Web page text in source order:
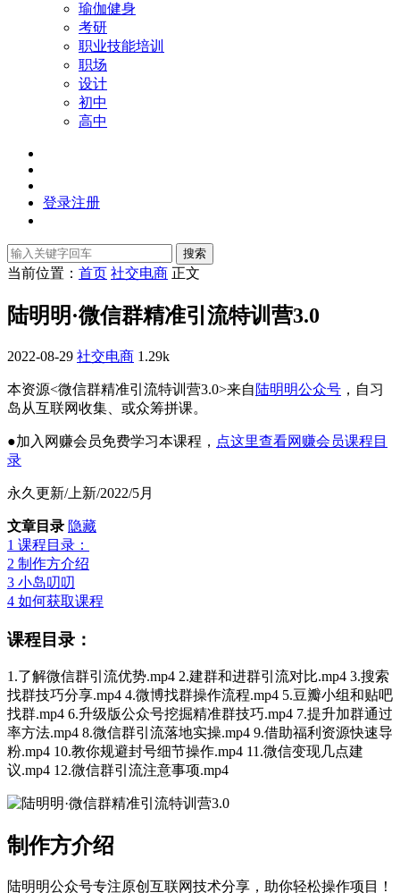
瑜伽健身
考研
职业技能培训
职场
设计
初中
高中
登录注册
搜索
当前位置： 首页 社交电商 正文
陆明明·微信群精准引流特训营3.0
2022-08-29 社交电商 1.29k
本资源<微信群精准引流特训营3.0>来自 陆明明公众号 ，自习
岛从互联网收集、或众筹拼课。
●加入网赚会员免费学习本课程， 点这里查看网赚会员课程目
录
永久更新/上新/2022/5月
文章目录 隐藏
1 课程目录：
2 制作方介绍
3 小岛叨叨
4 如何获取课程
课程目录：
1.了解微信群引流优势.mp4 2.建群和进群引流对比.mp4 3.搜索
找群技巧分享.mp4 4.微博找群操作流程.mp4 5.豆瓣小组和贴吧
找群.mp4 6.升级版公众号挖掘精准群技巧.mp4 7.提升加群通过
率方法.mp4 8.微信群引流落地实操.mp4 9.借助福利资源快速导
粉.mp4 10.教你规避封号细节操作.mp4 11.微信变现几点建
议.mp4 12.微信群引流注意事项.mp4
制作方介绍
陆明明公众号专注原创互联网技术分享，助你轻松操作项目！